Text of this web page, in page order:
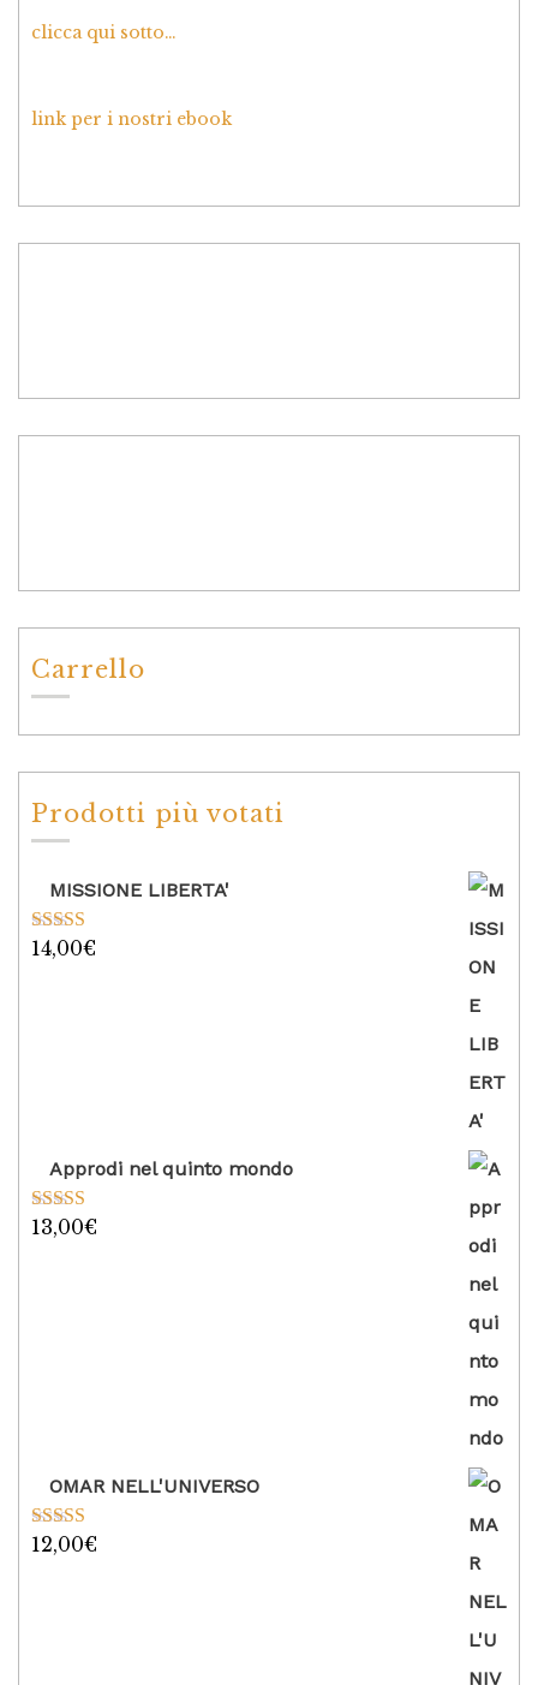
clicca qui sotto…
link per i nostri ebook
Carrello
Prodotti più votati
MISSIONE LIBERTA'
Valutato
14,00€
Approdi nel quinto mondo
Valutato
13,00€
OMAR NELL'UNIVERSO
Valutato
12,00€